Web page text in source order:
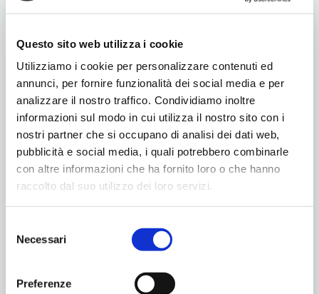
Questo sito web utilizza i cookie
Utilizziamo i cookie per personalizzare contenuti ed
annunci, per fornire funzionalità dei social media e per
analizzare il nostro traffico. Condividiamo inoltre
informazioni sul modo in cui utilizza il nostro sito con i
nostri partner che si occupano di analisi dei dati web,
pubblicità e social media, i quali potrebbero combinarle
con altre informazioni che ha fornito loro o che hanno
raccolto dal suo utilizzo dei loro servizi.
delNecessari
Preferenze